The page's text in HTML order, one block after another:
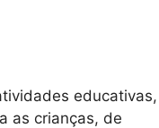
educativas,
as crianças, de